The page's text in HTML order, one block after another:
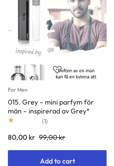
For Men
015. Grey – mini parfym för
män – inspirerad av Grey*
Rated out of 5
(1)
80,00kr 99,00kr
Add to cart